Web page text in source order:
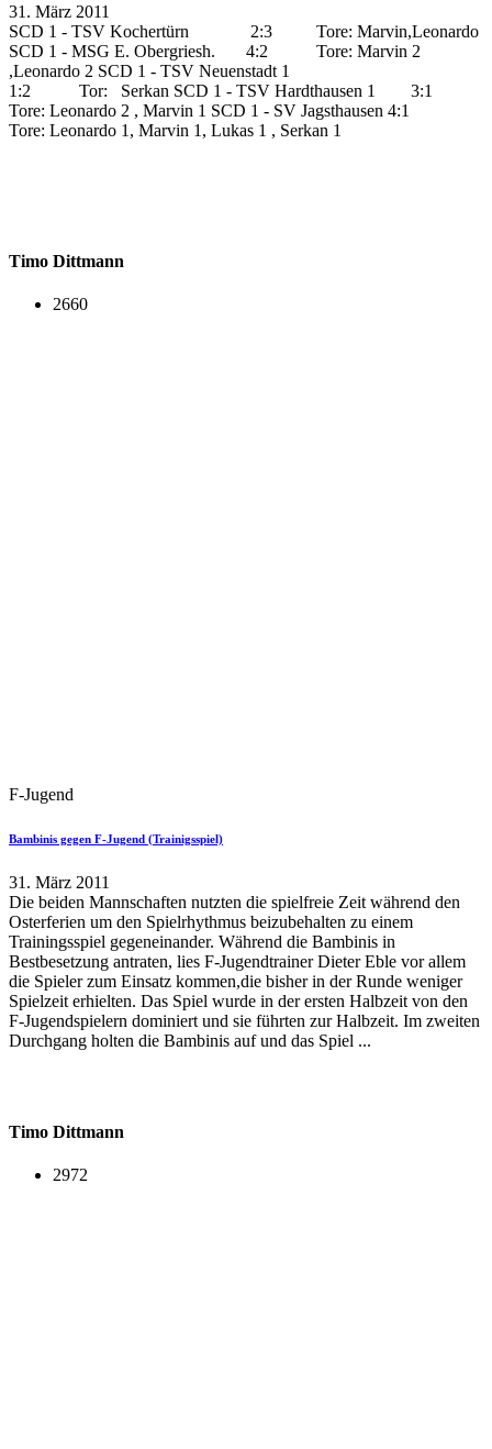
31. März 2011
SCD 1 - TSV Kochertürn 2:3 Tore: Marvin,Leonardo
SCD 1 - MSG E. Obergriesh. 4:2 Tore: Marvin 2
,Leonardo 2 SCD 1 - TSV Neuenstadt 1
1:2 Tor: Serkan SCD 1 - TSV Hardthausen 1 3:1
Tore: Leonardo 2 , Marvin 1 SCD 1 - SV Jagsthausen 4:1
Tore: Leonardo 1, Marvin 1, Lukas 1 , Serkan 1
Timo Dittmann
2660
F-Jugend
Bambinis gegen F-Jugend (Trainigsspiel)
31. März 2011
Die beiden Mannschaften nutzten die spielfreie Zeit während den
Osterferien um den Spielrhythmus beizubehalten zu einem
Trainingsspiel gegeneinander. Während die Bambinis in
Bestbesetzung antraten, lies F-Jugendtrainer Dieter Eble vor allem
die Spieler zum Einsatz kommen,die bisher in der Runde weniger
Spielzeit erhielten. Das Spiel wurde in der ersten Halbzeit von den
F-Jugendspielern dominiert und sie führten zur Halbzeit. Im zweiten
Durchgang holten die Bambinis auf und das Spiel ...
Timo Dittmann
2972